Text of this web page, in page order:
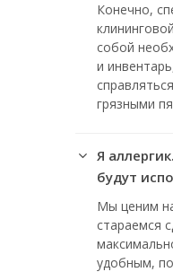
Конечно,
собой
и
грязными
Я
будут
Мы ценим
стараемся
удобным,